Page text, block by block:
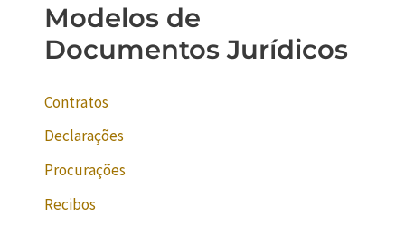
Modelos de
Documentos Jurídicos
Contratos
Declarações
Procurações
Recibos